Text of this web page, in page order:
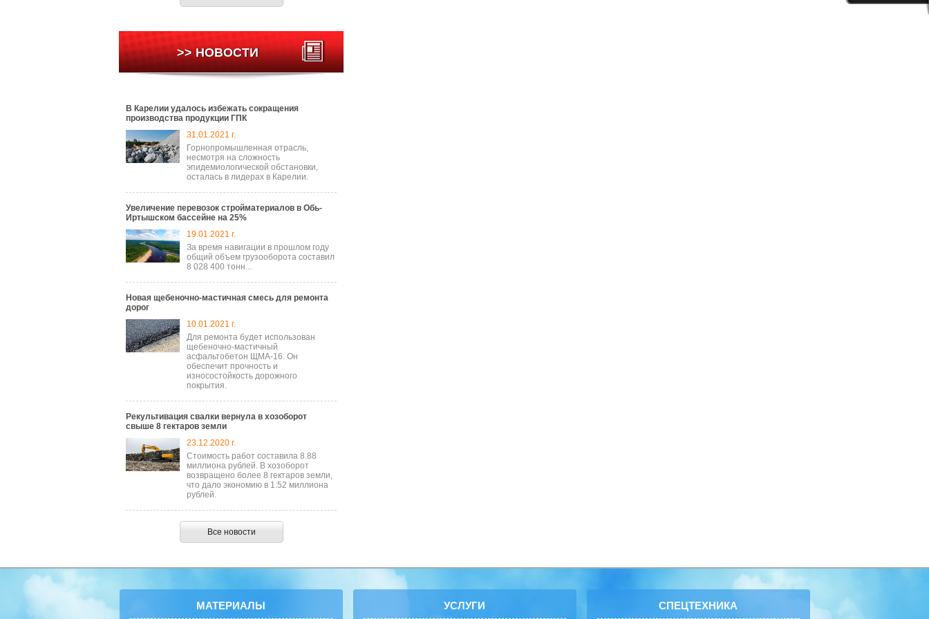
>> НОВОСТИ
В Карелии удалось избежать сокращения
производства продукции ГПК
31.01.2021 г.
Горнопромышленная отрасль,
несмотря на сложность
эпидемиологической обстановки,
осталась в лидерах в Карелии.
Увеличение перевозок стройматериалов в Обь-
Иртышском бассейне на 25%
19.01.2021 г.
За время навигации в прошлом году
общий объем грузооборота составил
8 028 400 тонн...
Новая щебеночно-мастичная смесь для ремонта
дорог
10.01.2021 г.
Для ремонта будет использован
щебеночно-мастичный
асфальтобетон ЩМА-16. Он
обеспечит прочность и
износостойкость дорожного
покрытия.
Рекультивация свалки вернула в хозоборот
свыше 8 гектаров земли
23.12.2020 г.
Стоимость работ составила 8.88
миллиона рублей. В хозоборот
возвращено более 8 гектаров земли,
что дало экономию в 1.52 миллиона
рублей.
Все новости
МАТЕРИАЛЫ УСЛУГИ СПЕЦТЕХНИКА